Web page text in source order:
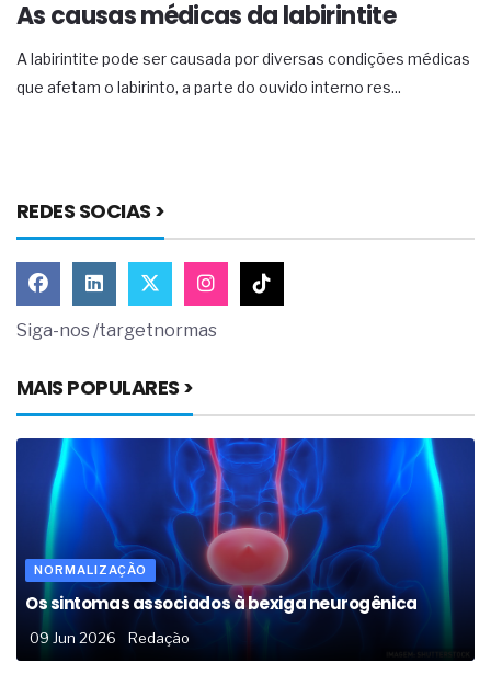
As causas médicas da labirintite
A labirintite pode ser causada por diversas condições médicas
que afetam o labirinto, a parte do ouvido interno res...
REDES SOCIAS >
Siga-nos /targetnormas
MAIS POPULARES >
NORMALIZAÇÃO
Os sintomas associados à bexiga neurogênica
09 Jun 2026 Redação